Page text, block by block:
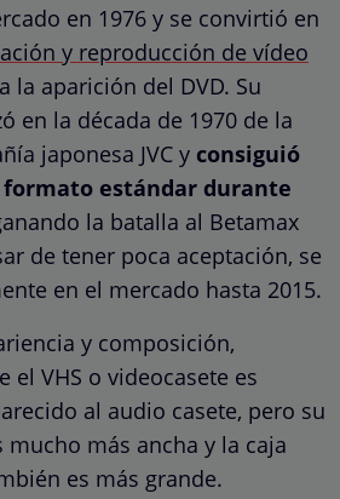
en 1976 y se convirtió en
y reproducción de vídeo
la aparición del DVD. Su
en la década de 1970 de la
japonesa JVC y consiguió
estándar durante
la batalla al Betamax
de tener poca aceptación, se
en el mercado hasta 2015.
y composición,
el VHS o videocasete es
al audio casete, pero su
mucho más ancha y la caja
es más grande.